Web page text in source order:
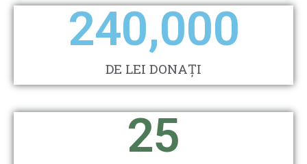
240,000
DE LEI DONAȚI
25